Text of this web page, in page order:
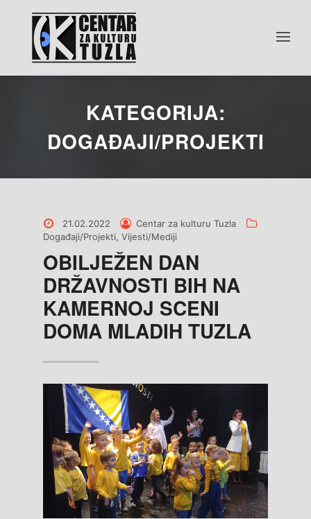
KATEGORIJA:
DOGAĐAJI/PROJEKTI
Posted
on
21.02.2022
Posted
by
Centar za kulturu Tuzla
Događaji/Projekti,Vijesti/Mediji
OBILJEŽEN DAN
DRŽAVNOSTI BIH NA
KAMERNOJ SCENI
DOMA MLADIH TUZLA